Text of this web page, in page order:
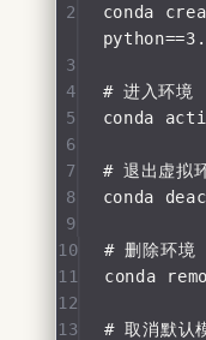
2
conda
3
4
# 进入环境
5
conda
6
7
# 退出虚拟
8
conda
9
10
# 删除环境
11
conda
12
13
# 取消默认